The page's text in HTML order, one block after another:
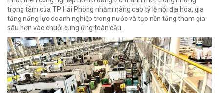
trọng tâm của TP Hải Phòng nhằm nâng cao tỷ lệ nội địa hóa, gia
tăng năng lực doanh nghiệp trong nước và tạo nền tảng tham gia
sâu hơn vào chuỗi cung ứng toàn cầu.